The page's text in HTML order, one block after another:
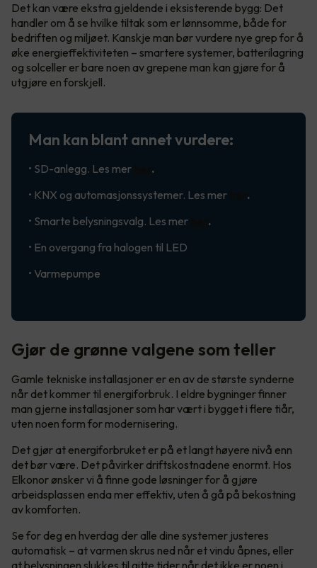
Det kan være ekstra gjeldende i eksisterende bygg: Det
handler om å se hvilke tiltak som er lønnsomme, både for
bedriften og miljøet. Kanskje man bør vurdere nye grep for å
øke energieffektiviteten – smartere systemer, batterilagring
og solceller er bare noen av grepene man kan gjøre for å
utgjøre en forskjell.
Man kan blant annet vurdere:
• SD-anlegg. Les mer
.
• KNX og automasjonssystemer. Les mer
.
• Smarte belysningsvalg. Les mer
.
• En overgang fra halogen til LED
• Varmepumpe
Gjør de grønne valgene som teller
Gamle tekniske installasjoner er en av de største synderne
når det kommer til energiforbruk. I eldre bygninger finner
man gjerne installasjoner som har vært i bygget i flere tiår,
uten noen form for modernisering.
Det gjør at energiforbruket er på et langt høyere nivå enn
det bør være. Det påvirker driftskostnadene enormt. Hos
Elkonor ønsker vi å finne gode løsninger for å gjøre
arbeidsplassen enda mer effektiv, uten å gå på bekostning
av komforten.
Se for deg en hverdag der alle dine systemer justeres
automatisk – at varmen skrus ned når et vindu åpnes, eller